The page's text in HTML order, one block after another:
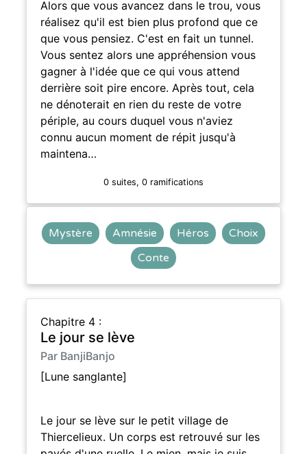
Alors que vous avancez dans le trou, vous
réalisez qu'il est bien plus profond que ce
que vous pensiez. C'est en fait un tunnel.
Vous sentez alors une appréhension vous
gagner à l'idée que ce qui vous attend
derrière soit pire encore. Après tout, cela
ne dénoterait en rien du reste de votre
périple, au cours duquel vous n'aviez
connu aucun moment de répit jusqu'à
maintena…
0 suites, 0 ramifications
Mystère Amnésie Héros
Choix
Conte
Chapitre 4 :
Le jour se lève
Par BanjiBanjo
[Lune sanglante]
Le jour se lève sur le petit village de
Thiercelieux. Un corps est retrouvé sur les